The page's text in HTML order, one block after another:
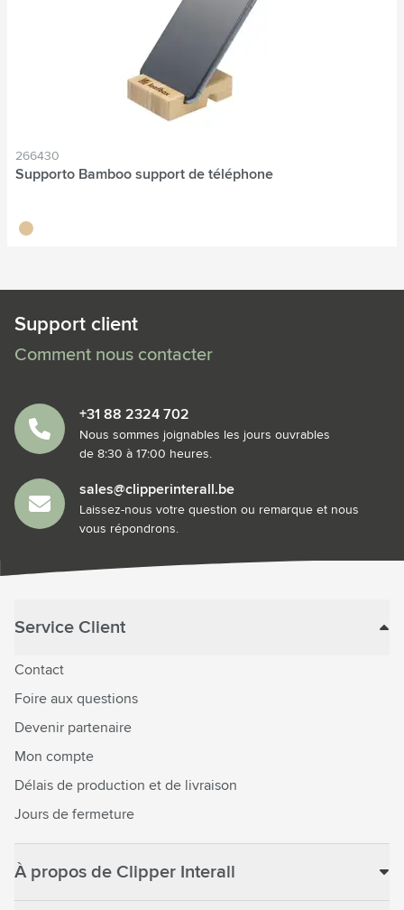
266430
Supporto Bamboo support de téléphone
bambou
Support client
Comment nous contacter
+31 88 2324 702
Nous sommes joignables les jours ouvrables
de 8:30 à 17:00 heures.
sales@clipperinterall.be
Laissez-nous votre question ou remarque et nous
vous répondrons.
Service Client
Contact
Foire aux questions
Devenir partenaire
Mon compte
Délais de production et de livraison
Jours de fermeture
À propos de Clipper Interall